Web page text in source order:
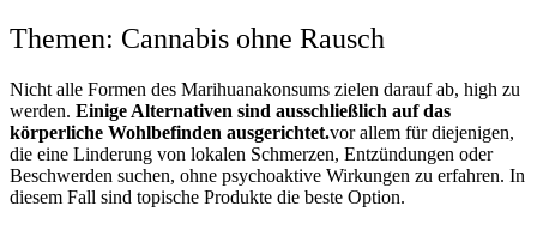
Themen: Cannabis ohne Rausch
Nicht alle Formen des Marihuanakonsums zielen darauf ab, high zu
werden. Einige Alternativen sind ausschließlich auf das
körperliche Wohlbefinden ausgerichtet.vor allem für diejenigen,
die eine Linderung von lokalen Schmerzen, Entzündungen oder
Beschwerden suchen, ohne psychoaktive Wirkungen zu erfahren. In
diesem Fall sind topische Produkte die beste Option.